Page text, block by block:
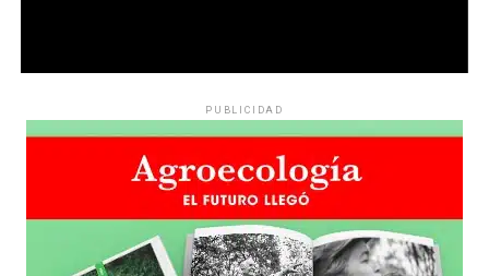
PUBLICIDAD